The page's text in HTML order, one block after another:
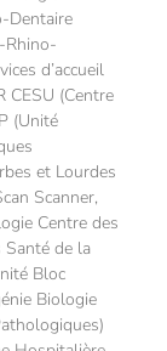
Dentaire
Rhino-
d’accueil
CESU (Centre
(Unité
et Lourdes
Scanner,
Centre des
Santé de la
Bloc
Biologie